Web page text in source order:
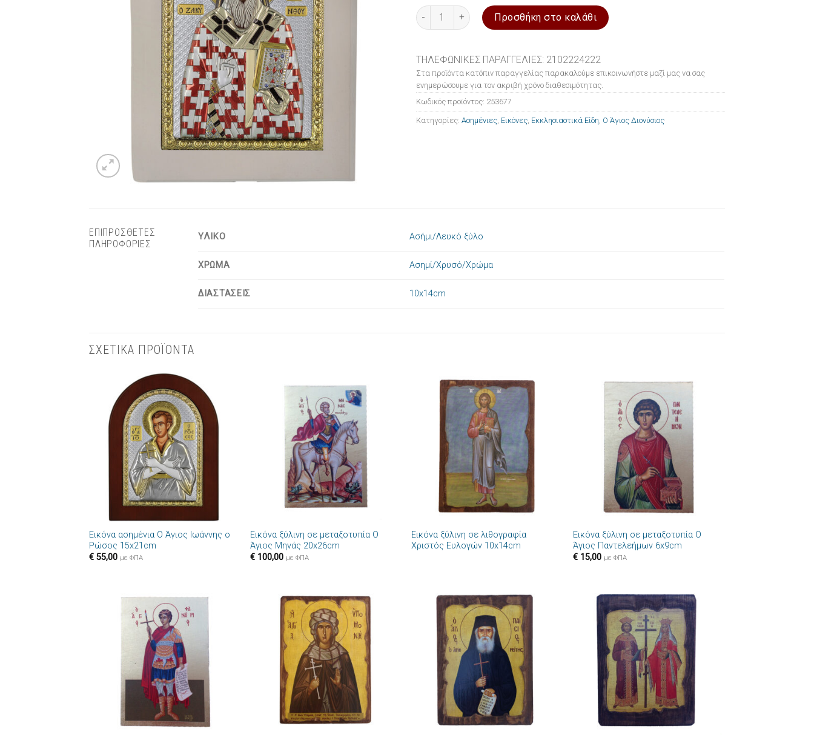
Εικόνα ασημένια Ο Άγιος Διονύσιος 10x14cm ποσότητα
Προσθήκη στο καλάθι
ΤΗΛΕΦΩΝΙΚΕΣ ΠΑΡΑΓΓΕΛΙΕΣ: 2102224222
Στα προϊόντα κατόπιν παραγγελίας παρακαλούμε επικοινωνήστε μαζί μας να σας
ενημερώσουμε για τον ακριβή χρόνο διαθεσιμότητας.
Κωδικός προϊόντος: 253677
Κατηγορίες: Ασημένιες Εικόνες Εκκλησιαστικά Είδη Ο Άγιος Διονύσιος
ΕΠΙΠΡΟΣΘΕΤΕΣ
ΠΛΗΡΟΦΟΡΙΕΣ
ΥΛΙΚΟ Ασήμι/Λευκό ξύλο
ΧΡΩΜΑ Ασημί/Χρυσό/Χρώμα
ΔΙΑΣΤΑΣΕΙΣ 10x14cm
ΣΧΕΤΙΚΑ ΠΡΟΪΟΝΤΑ
Πρόσθήκη
στην λίστα
επιθυμιών
Εικόνα ασημένια Ο Άγιος Ιωάννης ο
Ρώσος 15x21cm
€55,00 με ΦΠΑ
Πρόσθήκη
επιθυμιών
Εικόνα ξύλινη σε μεταξοτυπία Ο
Άγιος Μηνάς 20x26cm
€ 100,00 με ΦΠΑ
στην λίστα
επιθυμιών
Εικόνα ξύλινη σε λιθογραφία
Χριστός Ευλογών 10x14cm
Πρόσθήκη
στην λίστα
επιθυμιών
Εικόνα ξύλινη σε μεταξοτυπία Ο
Άγιος Παντελεήμων 6x9cm
€15,00 με ΦΠΑ
Πρόσθήκη
στην λίστα
επιθυμιών
Πρόσθήκη
στην λίστα
επιθυμιών
Πρόσθήκη
στην λίστα
επιθυμιών